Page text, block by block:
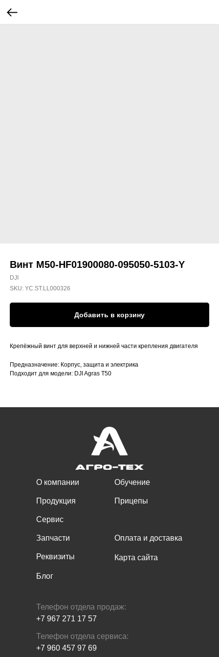
Винт M50-HF01900080-095050-5103-Y
DJI
SKU: YC.ST.LL000326
Добавить в корзину
Крепёжный винт для верхней и нижней части крепления двигателя
Предназначение: Корпус, защита и электрика
Подходит для модели: DJI Agras T50
О компании
Продукция
Сервис
Реквизиты
Блог
Запчасти
Обучение
Прицепы
Оплата и доставка
Карта сайта
Телефон отдела сервиса:
+7 960 457 97 69
Телефон отдела продаж:
+7 967 271 17 57